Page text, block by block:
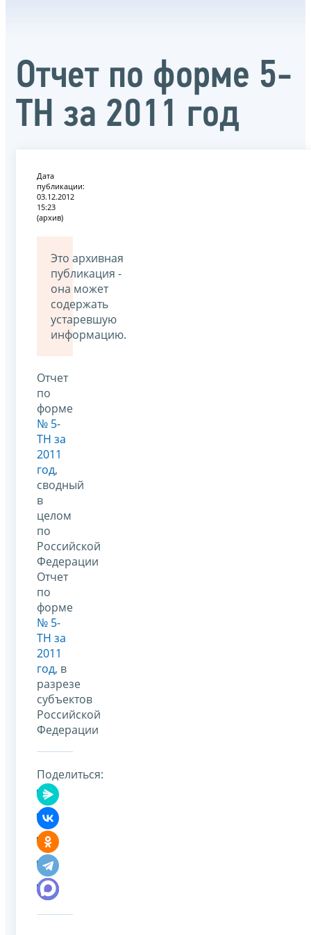
Отчет по форме 5-
ТН за 2011 год
Дата
публикации:
03.12.2012
15:23
(архив)
Это архивная
публикация -
она может
содержать
устаревшую
информацию.
Отчет
по
форме
№ 5-
ТН за
2011
год,
сводный
в
целом
по
Российской
Федерации
Отчет
по
форме
№ 5-
ТН за
2011
год, в
разрезе
субъектов
Российской
Федерации
Поделиться: